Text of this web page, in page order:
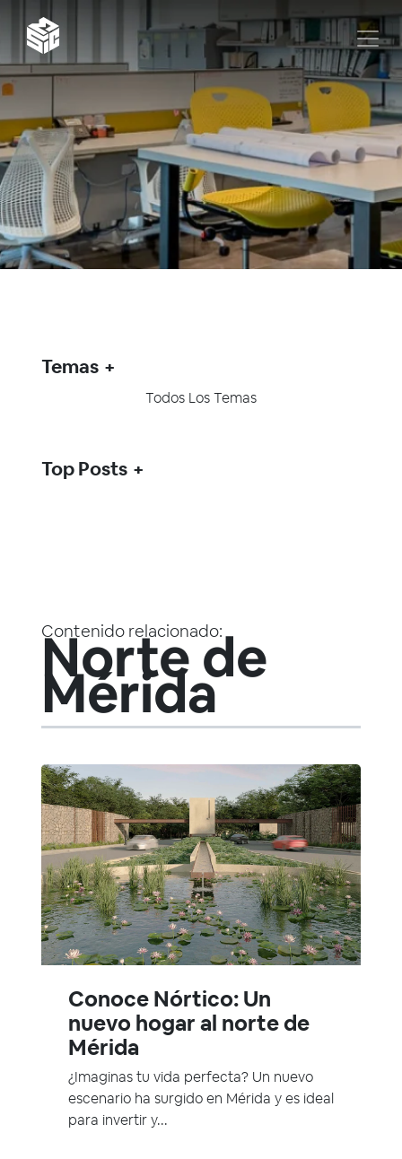
Contenido relacionado:
Norte de
Mérida
Conoce Nórtico: Un
nuevo hogar al norte de
Mérida
¿Imaginas tu vida perfecta? Un nuevo
escenario ha surgido en Mérida y es ideal
para invertir y...
Temas
Todos Los Temas
Top Posts